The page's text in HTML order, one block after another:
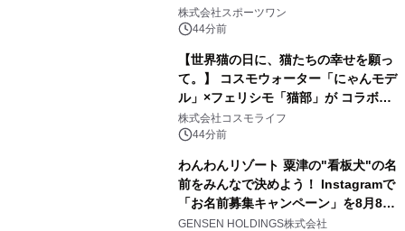
トマラソン2026」開催
株式会社スポーツワン
44分前
【世界猫の日に、猫たちの幸せを願っ
て。】 コスモウォーター「にゃんモデ
ル」×フェリシモ「猫部」が コラボキ
ャンペーンを実施
株式会社コスモライフ
44分前
わんわんリゾート 粟津の"看板犬"の名
前をみんなで決めよう！ Instagramで
「お名前募集キャンペーン」を8月8日
(土)より開催
GENSEN HOLDINGS株式会社